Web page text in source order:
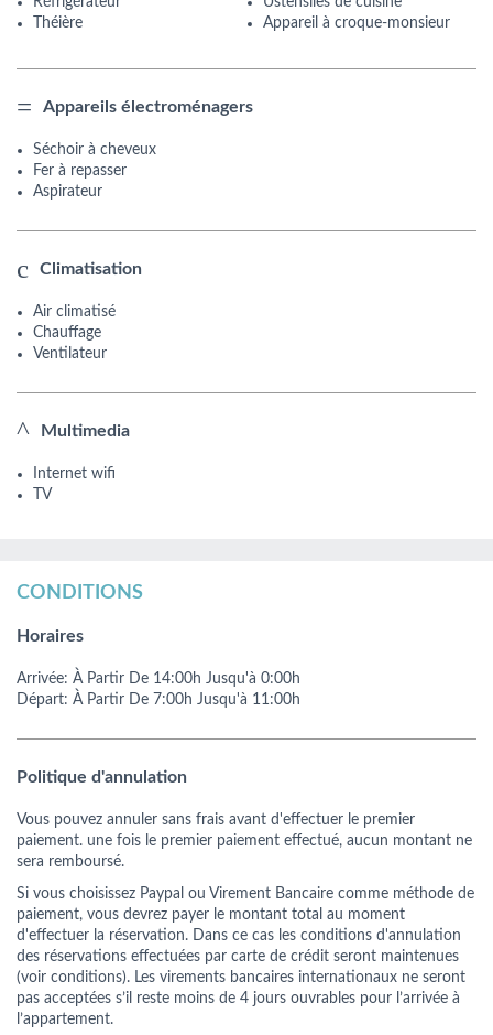
Théière
Appareil à croque-monsieur
Appareils électroménagers
Séchoir à cheveux
Fer à repasser
Aspirateur
Climatisation
Air climatisé
Chauffage
Ventilateur
Multimedia
Internet wifi
TV
CONDITIONS
Horaires
Arrivée: À Partir De 14:00h Jusqu'à 0:00h
Départ: À Partir De 7:00h Jusqu'à 11:00h
Politique d'annulation
Vous pouvez annuler sans frais avant d'effectuer le premier
paiement. une fois le premier paiement effectué, aucun montant ne
sera remboursé.
Si vous choisissez Paypal ou Virement Bancaire comme méthode de
paiement, vous devrez payer le montant total au moment
d'effectuer la réservation. Dans ce cas les conditions d'annulation
des réservations effectuées par carte de crédit seront maintenues
(voir conditions). Les virements bancaires internationaux ne seront
pas acceptées s’il reste moins de 4 jours ouvrables pour l’arrivée à
l’appartement.